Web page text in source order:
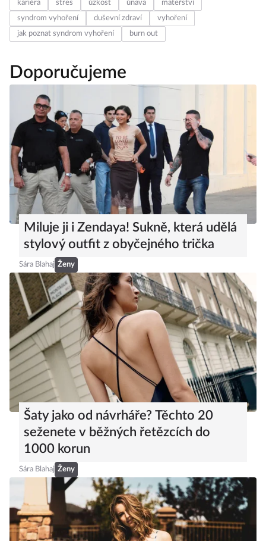
kariéra stres úzkost únava
mateřství
syndrom vyhoření
duševní zdraví
vyhoření
jak poznat syndrom vyhoření
burn out
Doporučujeme
Miluje ji i Zendaya! Sukně, která udělá
stylový outfit z obyčejného trička
Sára Blahaj Ženy
Šaty jako od návrháře? Těchto 20
seženete v běžných řetězcích do
1000 korun
Sára Blahaj Ženy